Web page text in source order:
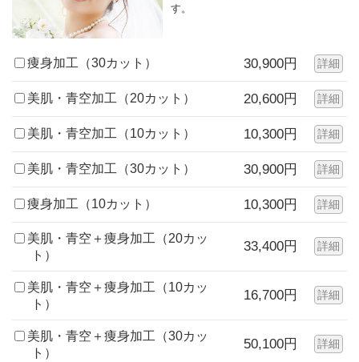
す。
痩身加工（30カット） 30,900円 詳細
美肌・青空加工（20カット） 20,600円 詳細
美肌・青空加工（10カット） 10,300円 詳細
美肌・青空加工（30カット） 30,900円 詳細
痩身加工（10カット） 10,300円 詳細
美肌・青空＋痩身加工（20カッ
ト）
33,400円 詳細
美肌・青空＋痩身加工（10カッ
ト）
16,700円 詳細
美肌・青空＋痩身加工（30カッ
ト）
50,100円 詳細